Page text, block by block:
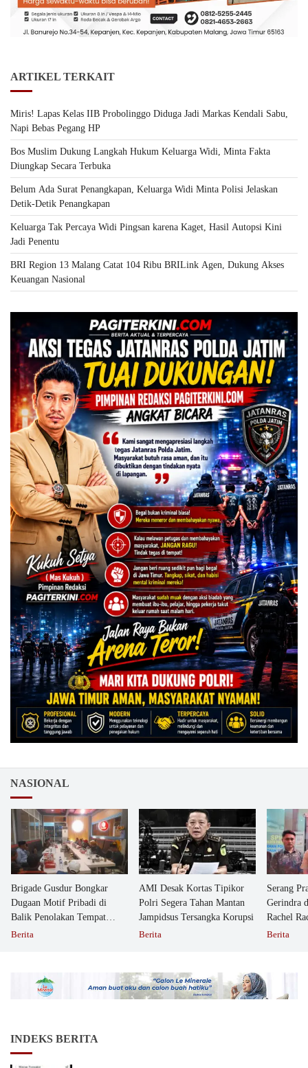
ARTIKEL TERKAIT
Miris! Lapas Kelas IIB Probolinggo Diduga Jadi Markas Kendali Sabu,
Napi Bebas Pegang HP
Bos Muslim Dukung Langkah Hukum Keluarga Widi, Minta Fakta
Diungkap Secara Terbuka
Belum Ada Surat Penangkapan, Keluarga Widi Minta Polisi Jelaskan
Detik-Detik Penangkapan
Keluarga Tak Percaya Widi Pingsan karena Kaget, Hasil Autopsi Kini
Jadi Penentu
BRI Region 13 Malang Catat 104 Ribu BRILink Agen, Dukung Akses
Keuangan Nasional
NASIONAL
Brigade Gusdur Bongkar
Dugaan Motif Pribadi di
Balik Penolakan Tempat
Ibadah GKJW Bangil
Berita
AMI Desak Kortas Tipikor
Polri Segera Tahan Mantan
Jampidsus Tersangka Korupsi
Berita
Serang
Gerindra
Rachel
Berita
INDEKS BERITA